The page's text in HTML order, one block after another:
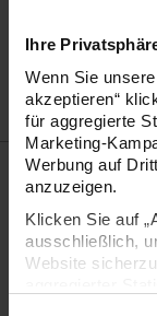
Ihre
Wenn Sie
akzeptieren“
für aggregierte
Marketing-
Werbung auf
anzuzeigen.
Klicken Sie auf
ausschließlich,
Website
Artikel-Nr.
3906834
Das Garn Lana